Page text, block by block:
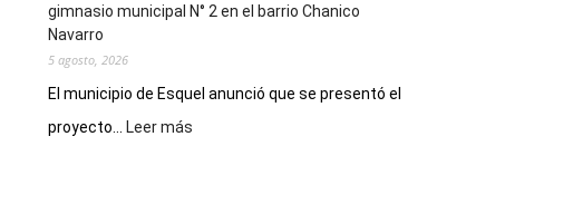
gimnasio municipal N° 2 en el barrio Chanico
Navarro
5 agosto, 2026
El municipio de Esquel anunció que se presentó el
proyecto...
Leer más